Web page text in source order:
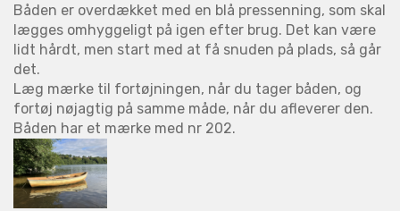
Båden er overdækket med en blå pressenning, som skal
lægges omhyggeligt på igen efter brug. Det kan være
lidt hårdt, men start med at få snuden på plads, så går
det.
Læg mærke til fortøjningen, når du tager båden, og
fortøj nøjagtig på samme måde, når du afleverer den.
Båden har et mærke med nr 202.